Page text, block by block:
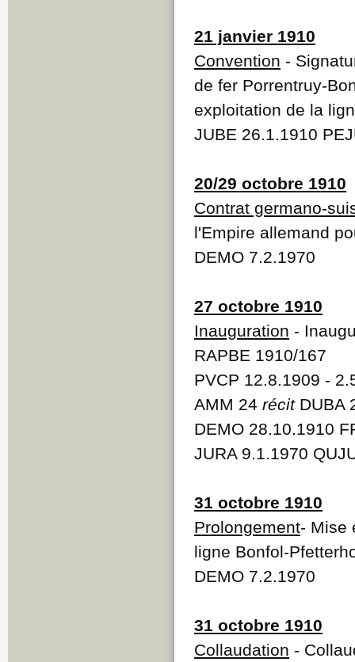
21 janvier 1910
Convention -
de fer Porrentruy-
exploitation de la
JUBE 26.1.1910
20/29 octobre 1910
Contrat germano-
l'Empire allemand
DEMO 7.2.1970
27 octobre 1910
Inauguration -
RAPBE 1910/167
PVCP 12.8.1909 -
AMM 24 récitDUBA
DEMO 28.10.1910
JURA 9.1.1970
31 octobre 1910
Prolongement- Mise
ligne Bonfol-
DEMO 7.2.1970
31 octobre 1910
Collaudation -